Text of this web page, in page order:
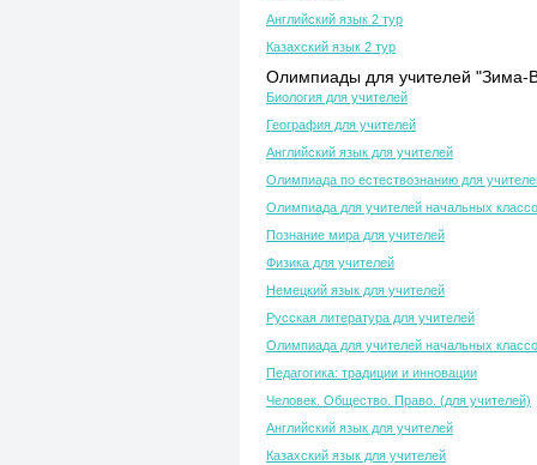
Английский язык 2 тур
Казахский язык 2 тур
Олимпиады для учителей "Зима-
Биология для учителей
География для учителей
Английский язык для учителей
Олимпиада по естествознанию для
Олимпиада для учителей начальных
Познание мира для учителей
Физика для учителей
Немецкий язык для учителей
Русская литература для учителей
Олимпиада для учителей начальных
Педагогика: традиции и инновации
Человек. Общество. Право. (для учителей)
Английский язык для учителей
Казахский язык для учителей